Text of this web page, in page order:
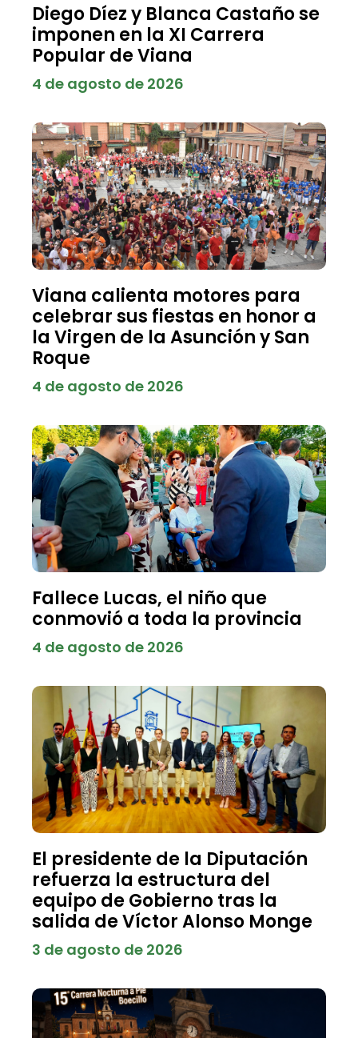
Diego Díez y Blanca Castaño se
imponen en la XI Carrera
Popular de Viana
4 de agosto de 2026
Viana calienta motores para
celebrar sus fiestas en honor a
la Virgen de la Asunción y San
Roque
4 de agosto de 2026
Fallece Lucas, el niño que
conmovió a toda la provincia
4 de agosto de 2026
El presidente de la Diputación
refuerza la estructura del
equipo de Gobierno tras la
salida de Víctor Alonso Monge
3 de agosto de 2026